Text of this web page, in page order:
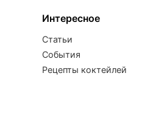
Интересное
Статьи
События
Рецепты коктейлей